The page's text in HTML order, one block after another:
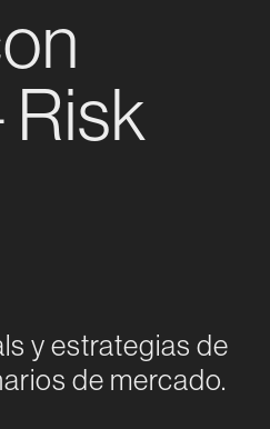
Risk
y estrategias de
de mercado.